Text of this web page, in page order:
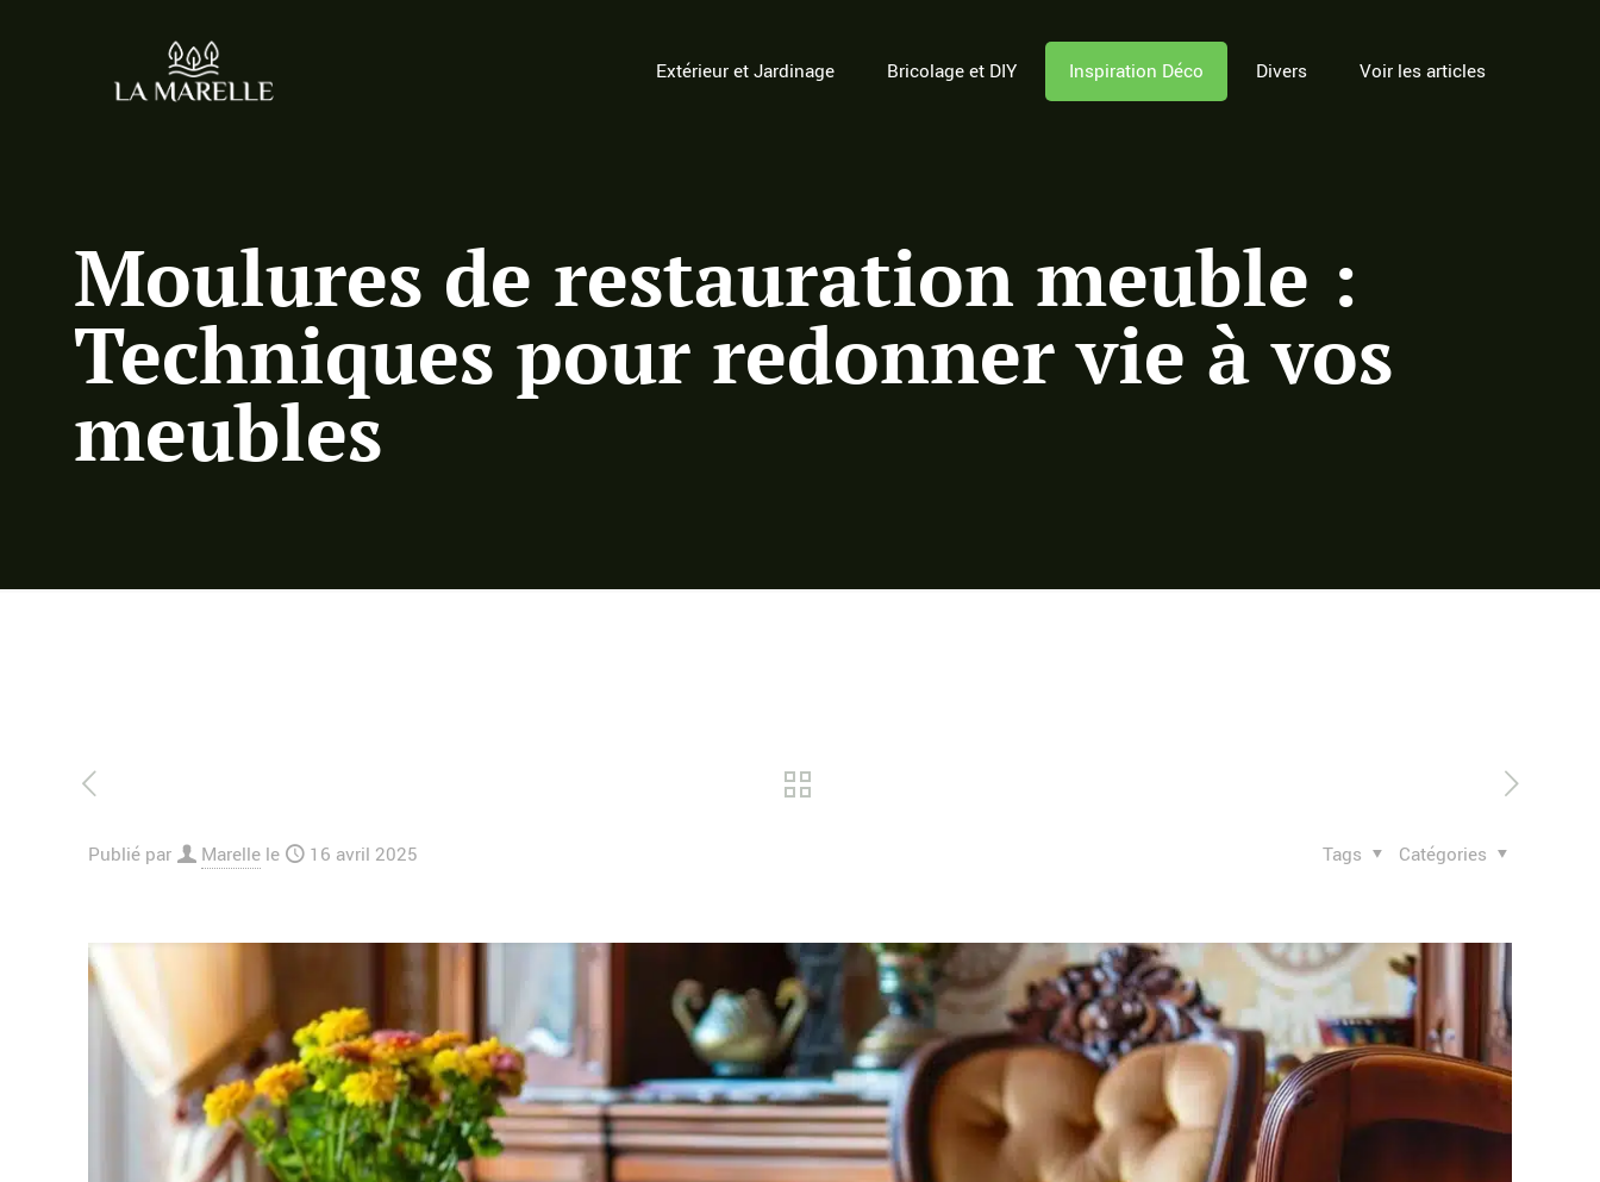
Extérieur et Jardinage Bricolage et DIY Inspiration Déco Divers Voir les articles
Moulures de restauration meuble :
Techniques pour redonner vie à vos
meubles
Publié par Marelle le 16 avril 2025 Catégories
Tags